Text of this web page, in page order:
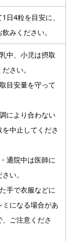
日4粒を目安に、
みください。
中、小児は摂取
さい。
目安量を守って
により合わない
中止してくださ
通院中は医師に
い。
手で衣服などに
ミになる場合があ
、ご注意くださ